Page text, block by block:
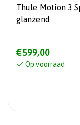
Thule Motion 3
glanzend
€599,00
Op voorraad